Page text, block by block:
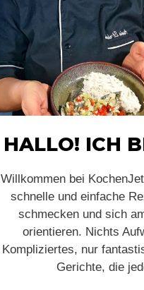
HALLO! ICH
Willkommen bei
schnelle und einfache
schmecken und sich
orientieren. Nichts
Kompliziertes, nur
Gerichte, die